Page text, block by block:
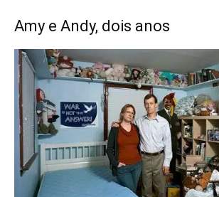
Amy e Andy, dois anos